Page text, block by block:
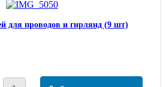
для проводов и гирлянд (9 шт)